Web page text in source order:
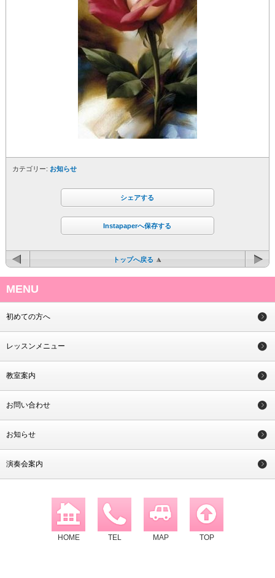
カテゴリー: お知らせ
シェアする
Instapaperへ保存する
トップへ戻る
MENU
初めての方へ
レッスンメニュー
教室案内
お問い合わせ
お知らせ
演奏会案内
HOME TEL MAP TOP